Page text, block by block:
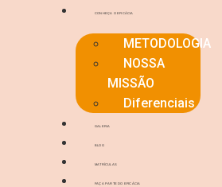
CONHEÇA O EFICÁCIA
METODOLOGIA
NOSSA
MISSÃO
Diferenciais
GALERIA
BLOG
MATRÍCULAS
FAÇA PARTE DO EFICÁCIA